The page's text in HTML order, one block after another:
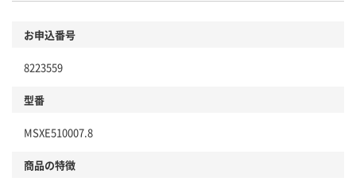
お申込番号
8223559
型番
MSXE510007.8
商品の特徴